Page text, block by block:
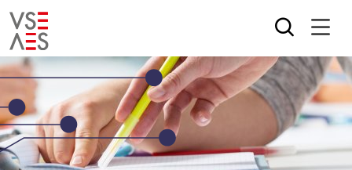
Direkt
zum